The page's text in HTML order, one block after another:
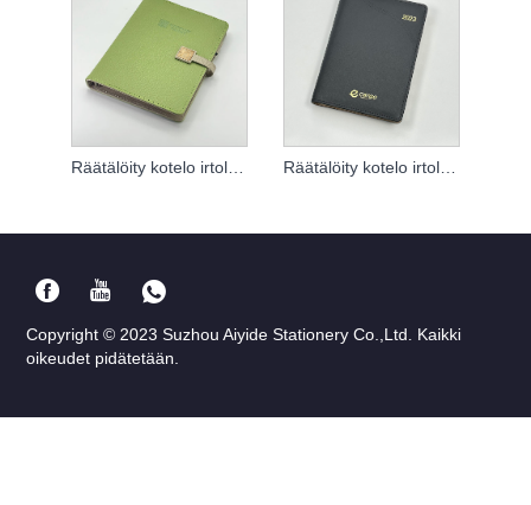
Copyright © 2023 Suzhou Aiyide Stationery Co.,Ltd. Kaikki
oikeudet pidätetään.